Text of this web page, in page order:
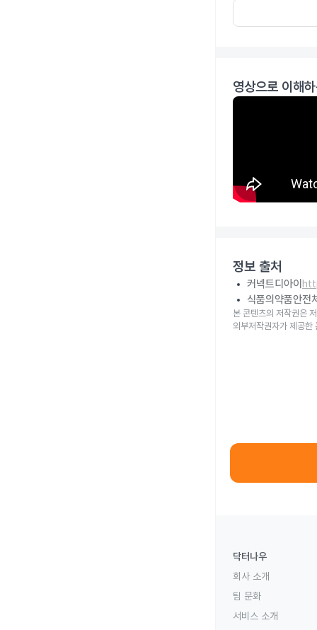
영상으로 이해
정보 출처
커넥트디아이
식품의약품안전
본 콘텐츠의 저작권은
외부저작권자가 제공한
닥터나우
회사 소개
팀 문화
서비스 소개